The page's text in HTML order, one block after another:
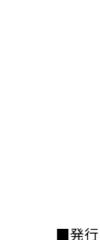
■発行